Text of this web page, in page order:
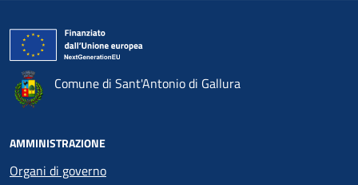
Comune di Sant'Antonio di Gallura
AMMINISTRAZIONE
Organi di governo